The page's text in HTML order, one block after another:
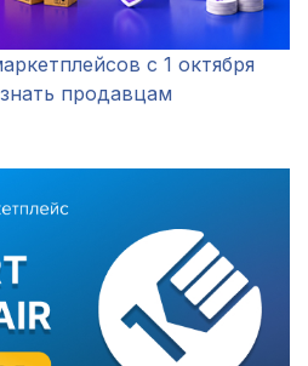
с 1 октября
продавцам